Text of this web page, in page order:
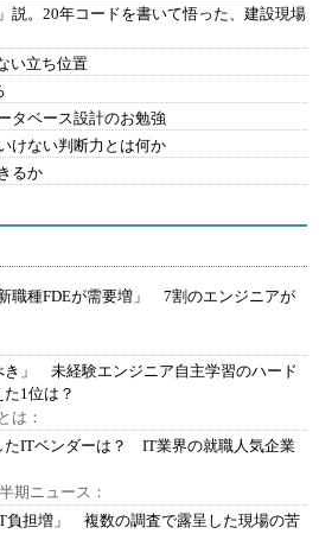
説。20年コードを書いて悟った、建設現場
い立ち位置
タベース設計のお勉強
けない判断力とは何か
るか
職種FDEが需要増」 7割のエンジニアが
き」 未経験エンジニア自主学習のハード
1位は？
は：
たITベンダーは？ IT業界の就職人気企業
期ニュース：
負担増」 複数の調査で露呈した現場の苦